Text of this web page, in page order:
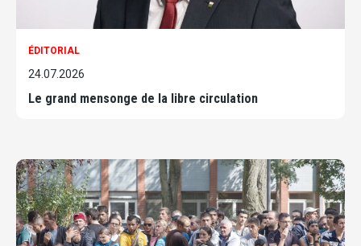
ÉDITORIAL
24.07.2026
Le grand mensonge de la libre circulation